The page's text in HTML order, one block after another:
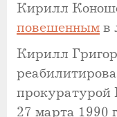
Кирилл
повешенным в
Кирилл
27 марта 1990